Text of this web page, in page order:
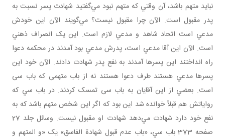
نبايد متهم باشد، آن وقتي که متهم نبود مي‌گفتيد شهادت پسر نسبت به
پدر مقبول است. الآن چرا مقبول نيست؟ مي‌گويند الآن اين خودش
مدعي است اتحاد شاهد و مدعي لازم است. اين يک انصراف ذهني
است. الآن اين آقا مدعي است، پدرش مدعي بود آمدند در محکمه دعوا
راه انداختند اين پسرها آمدند به نفع پدر شهادت دادند. الآن خود اين
پسرها مدعي‌ هستند طرف دعوا هستند نه از باب متهمی که باب سی
است. بعضي از اين آقايان به باب سی تمسک کردند. در باب سي که
رواياتش هم قبلاً خوانده شد اين بود که اگر اين شخص متهم باشد که به
نفع خود دارد شهادت مي‌دهد شهادت او مقبول نيست. وسائل جلد 27
صفحه 373 باب سي، «باب عدم قبول شهادة الفاسق» يک «و المتهم و